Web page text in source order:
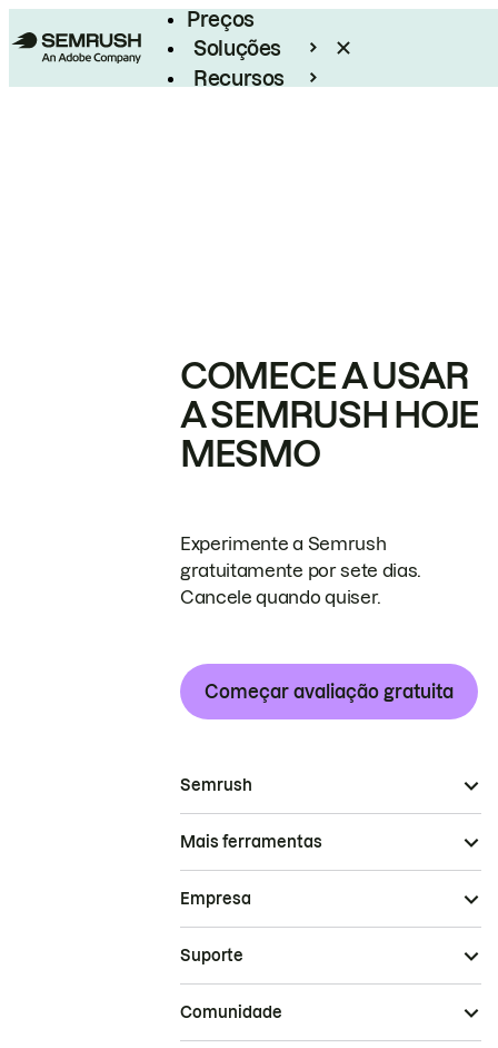
Preços
Soluções
Recursos
COMECE A USAR
A SEMRUSH HOJE
MESMO
Experimente a Semrush
gratuitamente por sete dias.
Cancele quando quiser.
Começar avaliação gratuita
Semrush
Mais ferramentas
Empresa
Suporte
Comunidade